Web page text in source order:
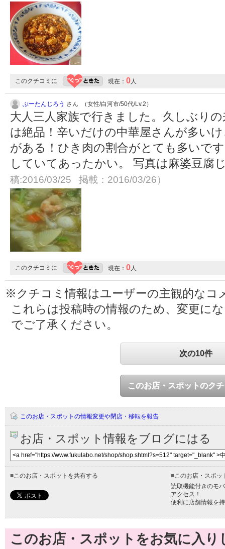
このクチコミに 現在： 0人
ぶーたんじろう さん （女性/白河市/50代/Lv.2）
大人三人家族で行きました。久しぶり
は絶品！辛いだけの中華屋さんが多い
がある！ひき肉の割合がとても多いで
していてあったかい。 写真は麻婆豆腐
稿:2016/03/25 掲載：2016/03/26）
このクチコミに 現在： 0人
※クチコミ情報はユーザーの主観的なコ
これらは投稿時の情報のため、変更に
でご了承ください。
次の10件
このお店・スポットのク
このお店・スポットの情報変更や閉店・移転を報告
お店・スポット情報をブログにはる
■このお店・スポットを共有する ■このお店・スポッ
読取機能付きのモ
アクセス！
便利に店舗情報を
このお店・スポットをお気に入